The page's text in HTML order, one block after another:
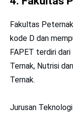
Fakultas
kode D dan
FAPET terdiri
Ternak, Nutrisi
Ternak.
Jurusan